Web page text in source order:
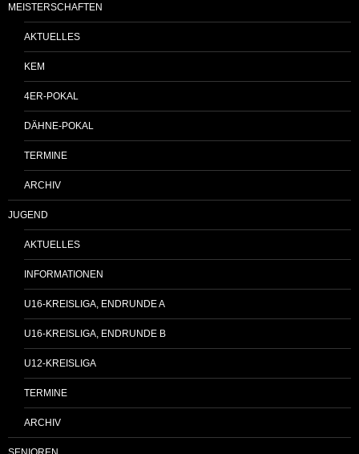
MEISTERSCHAFTEN
AKTUELLES
KEM
4ER-POKAL
DÄHNE-POKAL
TERMINE
ARCHIV
JUGEND
AKTUELLES
INFORMATIONEN
U16-KREISLIGA, ENDRUNDE A
U16-KREISLIGA, ENDRUNDE B
U12-KREISLIGA
TERMINE
ARCHIV